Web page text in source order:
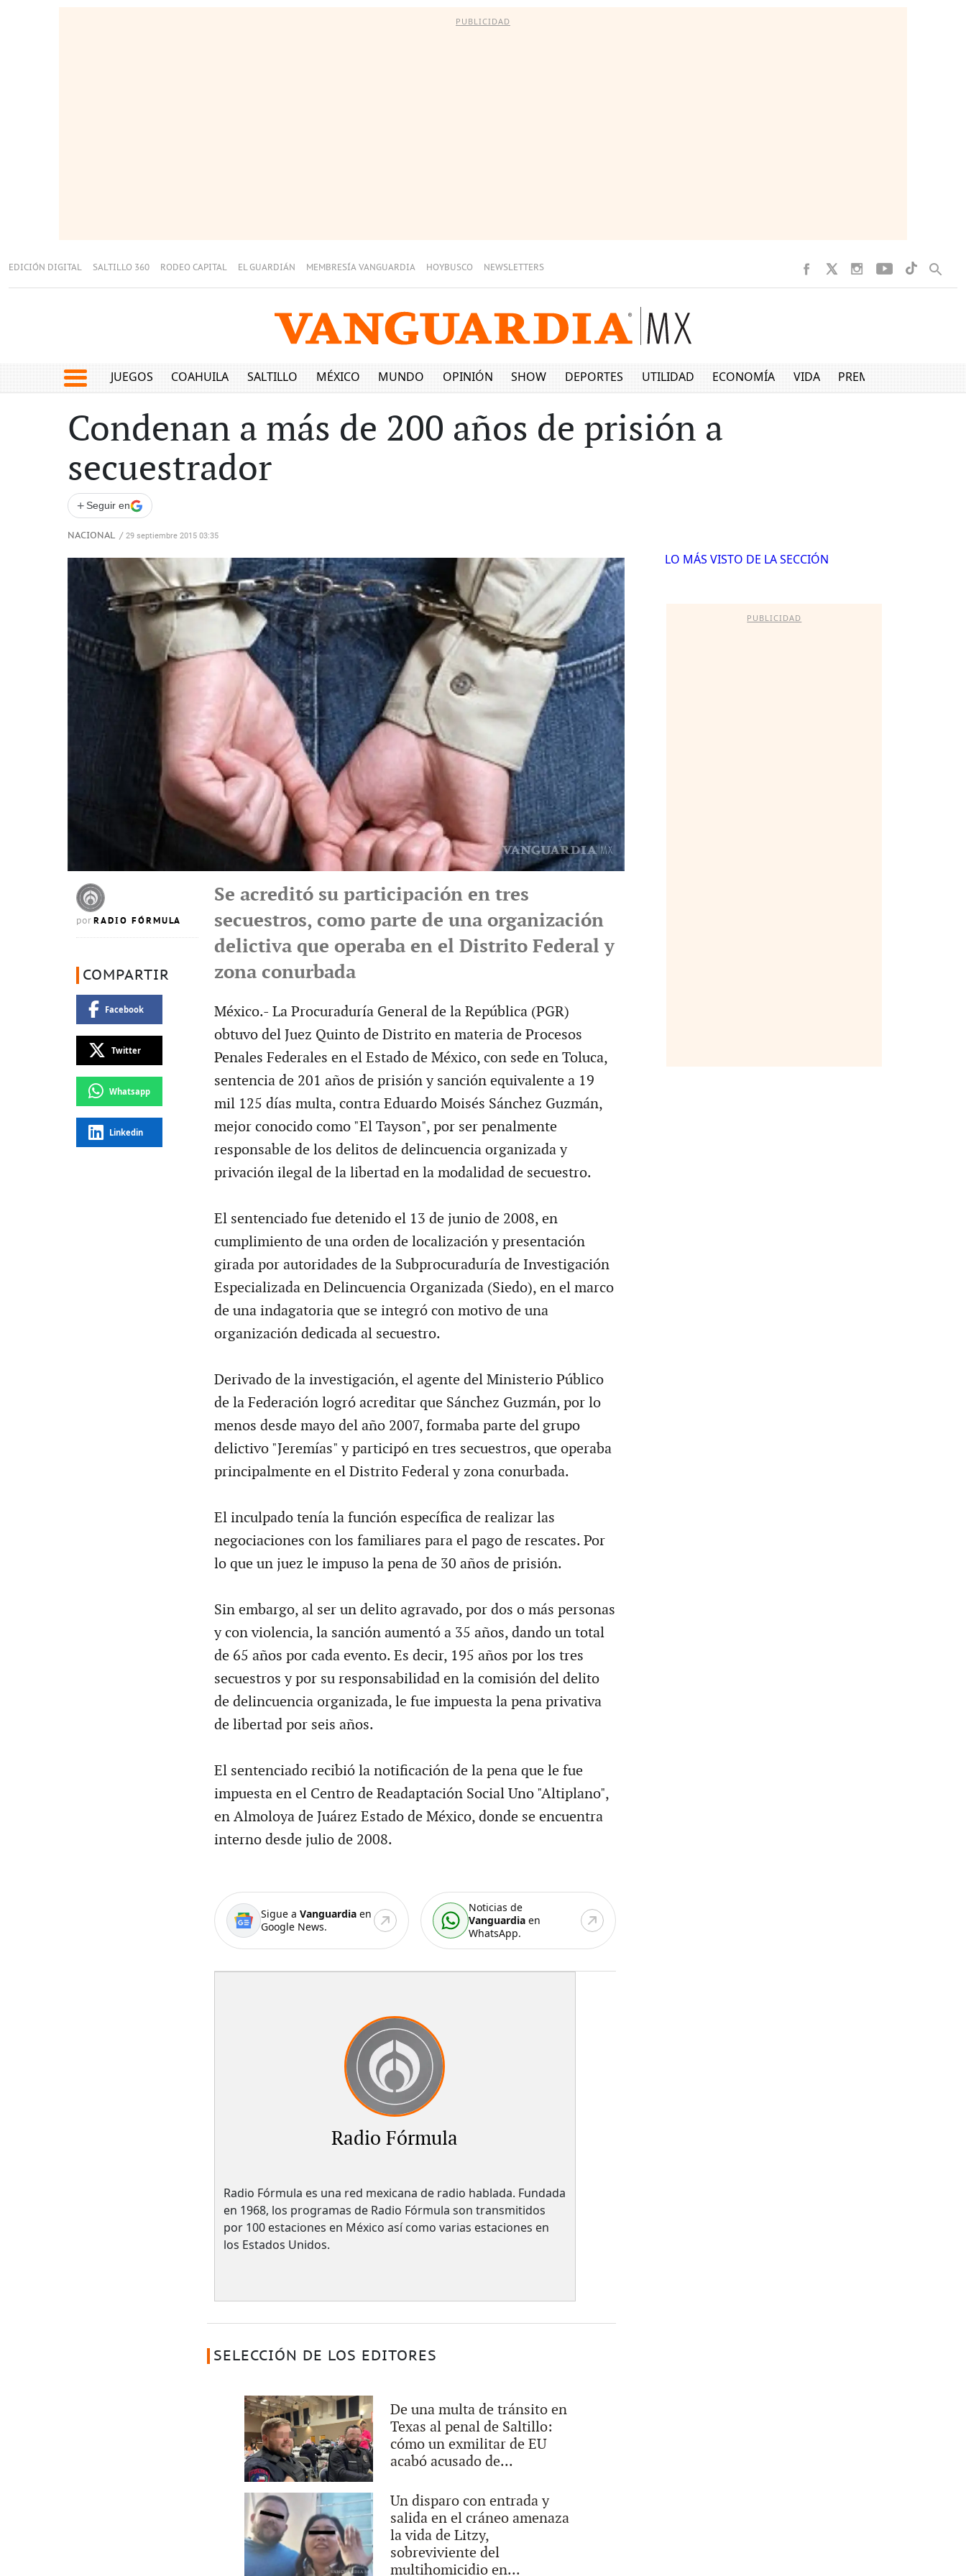
PUBLICIDAD
EDICIÓN DIGITAL SALTILLO 360 RODEO CAPITAL EL GUARDIÁN MEMBRESÍA VANGUARDIA HOYBUSCO NEWSLETTERS
JUEGOS COAHUILA SALTILLO MÉXICO MUNDO OPINIÓN SHOW DEPORTES UTILIDAD ECONOMÍA VIDA PREMIUM
Condenan a más de 200 años de prisión a
secuestrador
+ Seguir en
NACIONAL / 29 septiembre 2015 03:35
por RADIO FÓRMULA
COMPARTIR
Facebook
Twitter
Whatsapp
Linkedin
Se acreditó su participación en tres
secuestros, como parte de una organización
delictiva que operaba en el Distrito Federal y
zona conurbada
México.- La Procuraduría General de la República (PGR)
obtuvo del Juez Quinto de Distrito en materia de Procesos
Penales Federales en el Estado de México, con sede en Toluca,
sentencia de 201 años de prisión y sanción equivalente a 19
mil 125 días multa, contra Eduardo Moisés Sánchez Guzmán,
mejor conocido como "El Tayson", por ser penalmente
responsable de los delitos de delincuencia organizada y
privación ilegal de la libertad en la modalidad de secuestro.
El sentenciado fue detenido el 13 de junio de 2008, en
cumplimiento de una orden de localización y presentación
girada por autoridades de la Subprocuraduría de Investigación
Especializada en Delincuencia Organizada (Siedo), en el marco
de una indagatoria que se integró con motivo de una
organización dedicada al secuestro.
Derivado de la investigación, el agente del Ministerio Público
de la Federación logró acreditar que Sánchez Guzmán, por lo
menos desde mayo del año 2007, formaba parte del grupo
delictivo "Jeremías" y participó en tres secuestros, que operaba
principalmente en el Distrito Federal y zona conurbada.
El inculpado tenía la función específica de realizar las
negociaciones con los familiares para el pago de rescates. Por
lo que un juez le impuso la pena de 30 años de prisión.
Sin embargo, al ser un delito agravado, por dos o más personas
y con violencia, la sanción aumentó a 35 años, dando un total
de 65 años por cada evento. Es decir, 195 años por los tres
secuestros y por su responsabilidad en la comisión del delito
de delincuencia organizada, le fue impuesta la pena privativa
de libertad por seis años.
El sentenciado recibió la notificación de la pena que le fue
impuesta en el Centro de Readaptación Social Uno "Altiplano",
en Almoloya de Juárez Estado de México, donde se encuentra
interno desde julio de 2008.
Sigue a Vanguardiaen
Google News.
Noticias de
Vanguardia en
WhatsApp.
Radio Fórmula
Radio Fórmula es una red mexicana de radio hablada. Fundada
en 1968, los programas de Radio Fórmula son transmitidos
por 100 estaciones en México así como varias estaciones en
los Estados Unidos.
SELECCIÓN DE LOS EDITORES
De una multa de tránsito en
Texas al penal de Saltillo:
cómo un exmilitar de EU
acabó acusado de...
Un disparo con entrada y
salida en el cráneo amenaza
la vida de Litzy,
sobreviviente del
multihomicidio en...
LO MÁS VISTO DE LA SECCIÓN
PUBLICIDAD